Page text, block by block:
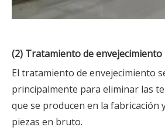
(2) Tratamiento de envejecimiento
El tratamiento de envejecimiento
principalmente para eliminar las
que se producen en la fabricación
piezas en bruto.